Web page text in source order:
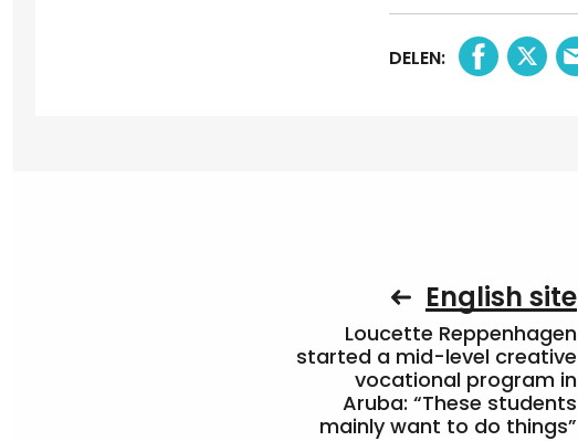
DELEN:
English site
Loucette Reppenhagen
started a mid-level creative
vocational program in
Aruba: “These students
mainly want to do things”